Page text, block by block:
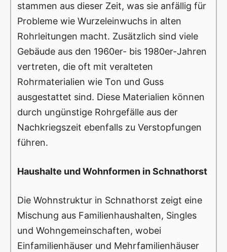
stammen aus dieser Zeit, was sie anfällig für
Probleme wie Wurzeleinwuchs in alten
Rohrleitungen macht. Zusätzlich sind viele
Gebäude aus den 1960er- bis 1980er-Jahren
vertreten, die oft mit veralteten
Rohrmaterialien wie Ton und Guss
ausgestattet sind. Diese Materialien können
durch ungünstige Rohrgefälle aus der
Nachkriegszeit ebenfalls zu Verstopfungen
führen.
Haushalte und Wohnformen in Schnathorst
Die Wohnstruktur in Schnathorst zeigt eine
Mischung aus Familienhaushalten, Singles
und Wohngemeinschaften, wobei
Einfamilienhäuser und Mehrfamilienhäuser